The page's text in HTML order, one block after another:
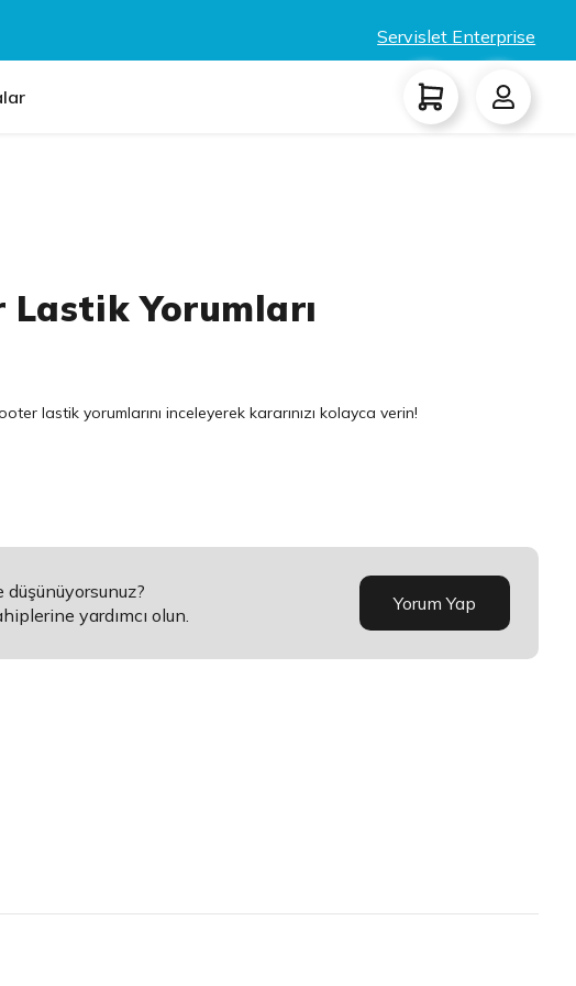
Servislet Enterprise
Yorumları
lastik yorumlarını inceleyerek kararınızı kolayca verin!
yardımcı olun.
Yorum Yap